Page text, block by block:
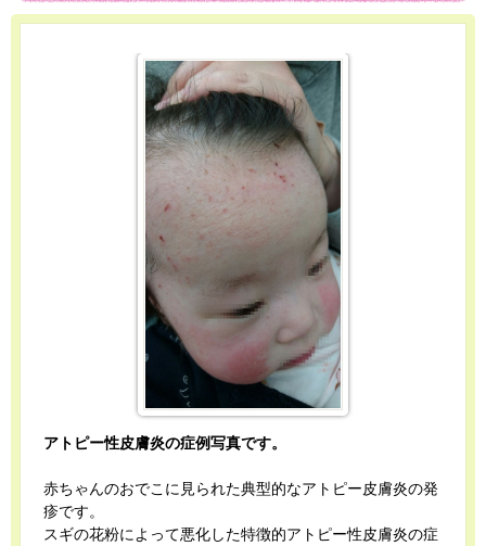
アトピー性皮膚炎の症例写真です。
赤ちゃんのおでこに見られた典型的なアトピー皮膚炎の発
疹です。
スギの花粉によって悪化した特徴的アトピー性皮膚炎の症